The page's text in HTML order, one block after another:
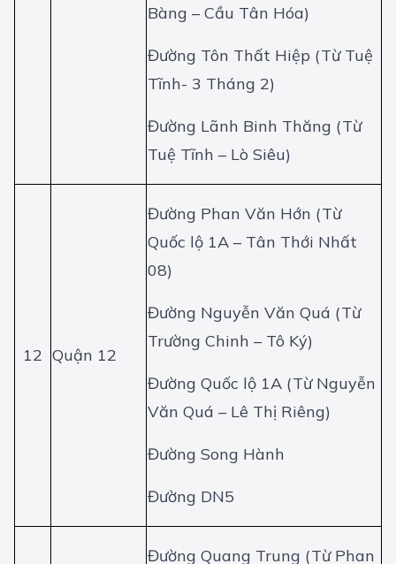
Bàng – Cầu Tân Hóa)
Đường Tôn Thất Hiệp (Từ Tuệ
Tĩnh- 3 Tháng 2)
Đường Lãnh Binh Thăng (Từ
Tuệ Tĩnh – Lò Siêu)
12 Quận 12
Đường Phan Văn Hớn (Từ
Quốc lộ 1A – Tân Thới Nhất
08)
Đường Nguyễn Văn Quá (Từ
Trường Chinh – Tô Ký)
Đường Quốc lộ 1A (Từ Nguyễn
Văn Quá – Lê Thị Riêng)
Đường Song Hành
Đường DN5
Đường Quang Trung (Từ Phan